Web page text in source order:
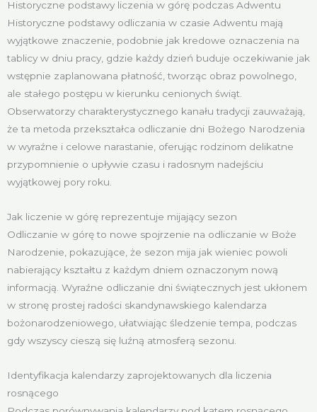
Historyczne podstawy liczenia w górę podczas Adwentu
Historyczne podstawy odliczania w czasie Adwentu mają
wyjątkowe znaczenie, podobnie jak kredowe oznaczenia na
tablicy w dniu pracy, gdzie każdy dzień buduje oczekiwanie jak
wstępnie zaplanowana płatność, tworząc obraz powolnego,
ale stałego postępu w kierunku cenionych świąt.
Obserwatorzy charakterystycznego kanału tradycji zauważają,
że ta metoda przekształca odliczanie dni Bożego Narodzenia
w wyraźne i celowe narastanie, oferując rodzinom delikatne
przypomnienie o upływie czasu i radosnym nadejściu
wyjątkowej pory roku.
Jak liczenie w górę reprezentuje mijający sezon
Odliczanie w górę to nowe spojrzenie na odliczanie w Boże
Narodzenie, pokazujące, że sezon mija jak wieniec powoli
nabierający kształtu z każdym dniem oznaczonym nową
informacją. Wyraźne odliczanie dni świątecznych jest ukłonem
w stronę prostej radości skandynawskiego kalendarza
bożonarodzeniowego, ułatwiając śledzenie tempa, podczas
gdy wszyscy cieszą się luźną atmosferą sezonu.
Identyfikacja kalendarzy zaprojektowanych dla liczenia
rosnącego